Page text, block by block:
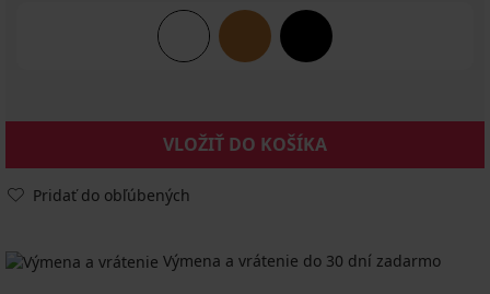
VLOŽIŤ DO KOŠÍKA
Pridať do obľúbených
Výmena a vrátenie do 30 dní zadarmo